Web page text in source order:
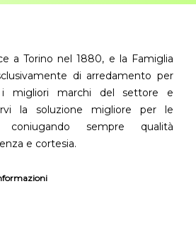
a Torino nel 1880, e la Famiglia
di arredamento per
i migliori marchi del settore e
la soluzione migliore per le
coniugando sempre qualità
e cortesia.